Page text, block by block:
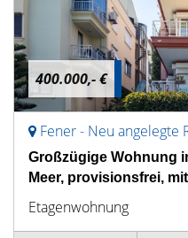
400.000,- €
Fener - Neu angelegte
Großzügige Wohnung
Meer, provisionsfrei,
Etagenwohnung